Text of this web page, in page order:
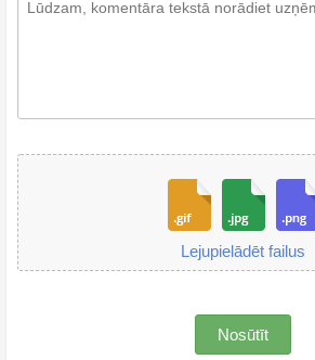
Lejupielādēt failus
Nosūtīt